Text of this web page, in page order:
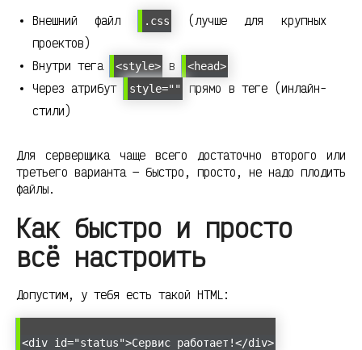
Внешний файл .css
(лучше для крупных
проектов)
Внутри тега
<style> в <head>
Через атрибут style=""
прямо в теге (инлайн-
стили)
Для серверщика чаще всего достаточно второго или
третьего варианта — быстро, просто, не надо плодить
файлы.
Как быстро и просто
всё настроить
Допустим, у тебя есть такой HTML:
<div id="status">Сервис работает!</div>